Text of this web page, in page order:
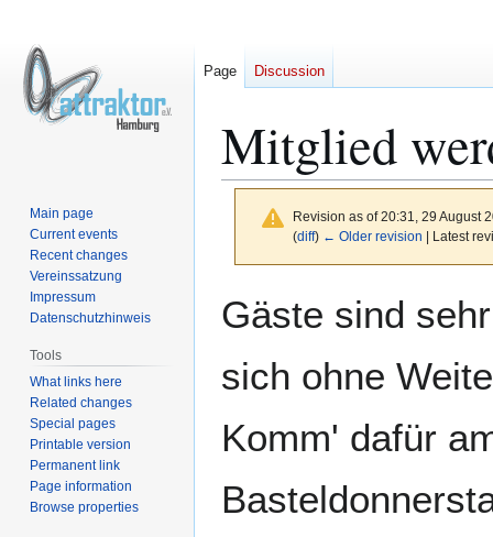
Mitglied
Revision as of 20:31, 29 August
(diff) ← Older revision | Latest
to
to
Gäste sind
sich ohne
Komm' dafür
Page Discussion
Main page
Current events
Recent changes
Vereinssatzung
Impressum
Datenschutzhinweis
Tools
What links here
Related changes
Special pages
Printable version
Permanent link
Page information
Browse properties